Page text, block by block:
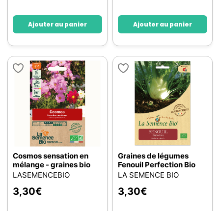
Ajouter au panier Ajouter au panier
Cosmos sensation en
mélange - graines bio
LASEMENCEBIO
3,30€
Graines de légumes
Fenouil Perfection Bio
LA SEMENCE BIO
3,30€